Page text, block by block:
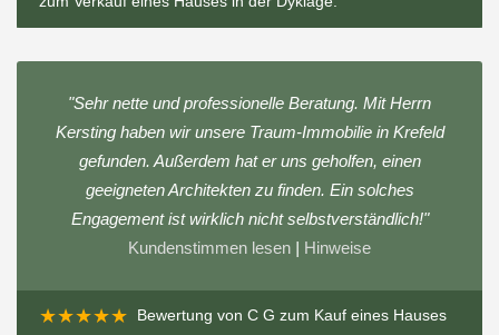
"Sehr nette und professionelle Beratung. Mit Herrn
Kersting haben wir unsere Traum-Immobilie in Krefeld
gefunden. Außerdem hat er uns geholfen, einen
geeigneten Architekten zu finden. Ein solches
Engagement ist wirklich nicht selbstverständlich!"
Kundenstimmen lesen | Hinweise
★★★★★ Bewertung von C G zum Kauf eines Hauses